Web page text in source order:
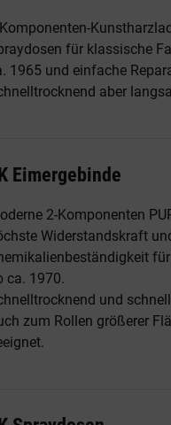
für klassische
1965 und einfache
aber
Eimergebinde
2-Komponenten
Widerstandskraft
ca. 1970.
und
zum Rollen größerer